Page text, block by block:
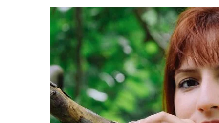
APÓS SAIR DA KONDZILLA, DJ DANNY